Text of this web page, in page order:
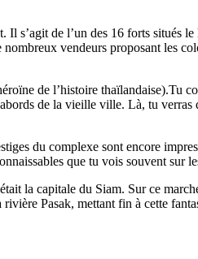
de l’un des 16 forts situés
vendeurs proposant les
de l’histoire thaïlandaise).Tu
de la vieille ville. Là, tu verras
du complexe sont encore
que tu vois souvent sur
la capitale du Siam. Sur ce
rivière Pasak, mettant fin à cette